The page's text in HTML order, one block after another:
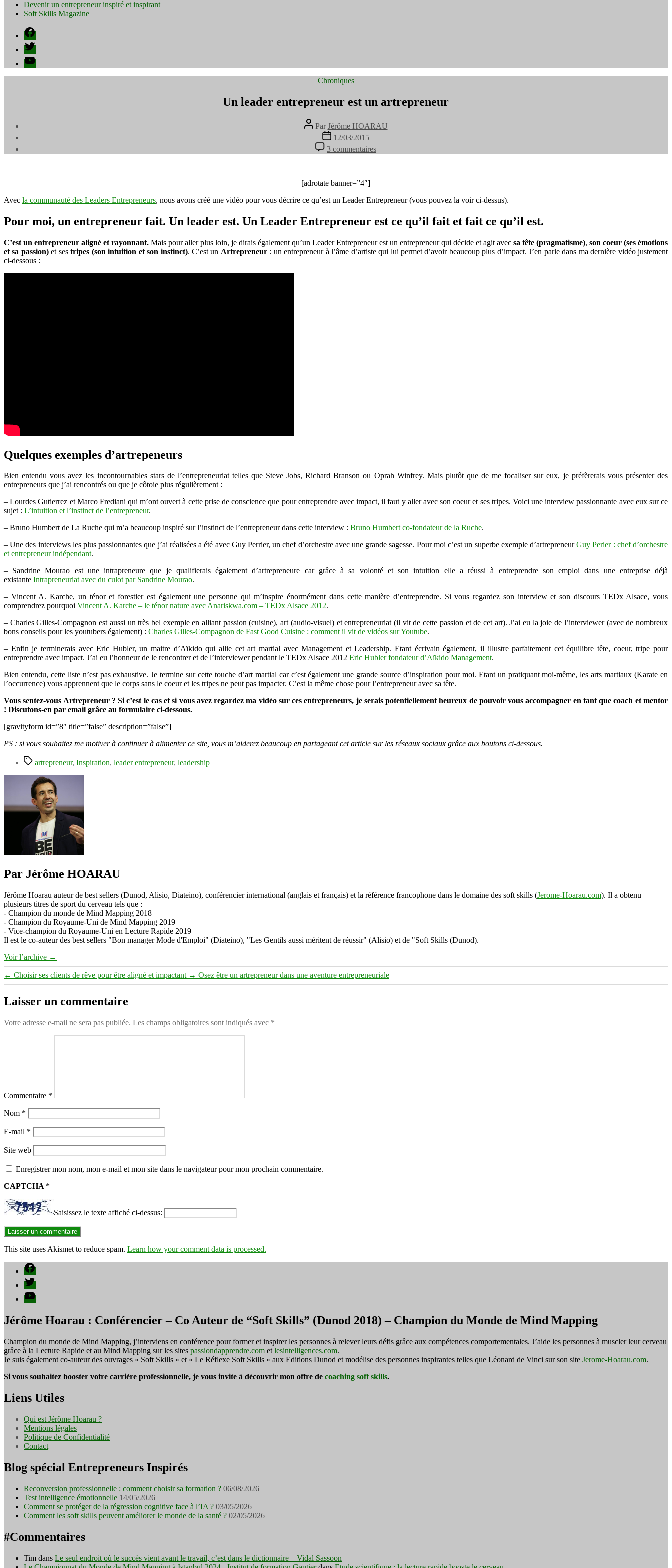
Devenir un entrepreneur inspiré et inspirant
Soft Skills Magazine
Facebook
Twitter
YouTube
Catégories
Chroniques
Un leader entrepreneur est un artrepreneur
Auteur
de
l’article
Par Jérôme HOARAU
Date
de
l’article
12/03/2015
3 commentaires
Un
artrepreneur
[adrotate banner=”4″]
Avec la communauté des Leaders Entrepreneurs, nous avons créé une vidéo pour vous décrire ce qu’est un Leader Entrepreneur (vous pouvez la voir ci-dessus).
Pour moi, un entrepreneur fait. Un leader est. Un Leader Entrepreneur est ce qu’il fait et fait ce qu’il est.
C’est un entrepreneur aligné et rayonnant. Mais pour aller plus loin, je dirais également qu’un Leader Entrepreneur est un entrepreneur qui décide et agit avec sa tête (pragmatisme), son coeur (ses émotions
et sa passion)et sestripes (son intuition et son instinct). C’est un Artrepreneur: un entrepreneur à l’âme d’artiste qui lui permet d’avoir beaucoup plus d’impact. J’en parle dans ma dernière vidéo justement
ci-dessous :
Quelques exemples d’artrepeneurs
Bien entendu vous avez les incontournables stars de l’entrepreneuriat telles que Steve Jobs, Richard Branson ou Oprah Winfrey. Mais plutôt que de me focaliser sur eux, je préfèrerais vous présenter des
entrepreneurs que j’ai rencontrés ou que je côtoie plus régulièrement :
– Lourdes Gutierrez et Marco Frediani qui m’ont ouvert à cette prise de conscience que pour entreprendre avec impact, il faut y aller avec son coeur et ses tripes. Voici une interview passionnante avec eux sur ce
sujet : L’intuition et l’instinct de l’entrepreneur.
– Bruno Humbert de La Ruche qui m’a beaucoup inspiré sur l’instinct de l’entrepreneur dans cette interview : Bruno Humbert co-fondateur de la Ruche.
– Une des interviews les plus passionnantes que j’ai réalisées a été avec Guy Perrier, un chef d’orchestre avec une grande sagesse. Pour moi c’est un superbe exemple d’artrepreneurGuy Perier : chef d’orchestre
et entrepreneur indépendant.
– Sandrine Mourao est une intrapreneure que je qualifierais également d’artrepreneure car grâce à sa volonté et son intuition elle a réussi à entreprendre son emploi dans une entreprise déjà
existante Intrapreneuriat avec du culot par Sandrine Mourao.
– Vincent A. Karche, un ténor et forestier est également une personne qui m’inspire énormément dans cette manière d’entreprendre. Si vous regardez son interview et son discours TEDx Alsace, vous
comprendrez pourquoi Vincent A. Karche – le ténor nature avec Anariskwa.com – TEDx Alsace 2012.
– Charles Gilles-Compagnon est aussi un très bel exemple en alliant passion (cuisine), art (audio-visuel) et entrepreneuriat (il vit de cette passion et de cet art). J’ai eu la joie de l’interviewer (avec de nombreux
bons conseils pour les youtubers également) : Charles Gilles-Compagnon de Fast Good Cuisine : comment il vit de vidéos sur Youtube.
– Enfin je terminerais avec Eric Hubler, un maitre d’Aïkido qui allie cet art martial avec Management et Leadership. Etant écrivain également, il illustre parfaitement cet équilibre tête, coeur, tripe pour
entreprendre avec impact. J’ai eu l’honneur de le rencontrer et de l’interviewer pendant le TEDx Alsace 2012 Eric Hubler fondateur d’Aïkido Management.
Bien entendu, cette liste n’est pas exhaustive. Je termine sur cette touche d’art martial car c’est également une grande source d’inspiration pour moi. Etant un pratiquant moi-même, les arts martiaux (Karate en
l’occurrence) vous apprennent que le corps sans le coeur et les tripes ne peut pas impacter. C’est la même chose pour l’entrepreneur avec sa tête.
Vous sentez-vous Artrepreneur ? Si c’est le cas et si vous avez regardez ma vidéo sur ces entrepreneurs, je serais potentiellement heureux de pouvoir vous accompagner en tant que coach et mentor
! Discutons-en par email grâce au formulaire ci-dessous.
[gravityform id=”8″ title=”false” description=”false”]
PS : si vous souhaitez me motiver à continuer à alimenter ce site, vous m’aiderez beaucoup en partageant cet article sur les réseaux sociaux grâce aux boutons ci-dessous.
Étiquettes
artrepreneur, Inspiration, leader entrepreneur, leadership
Par Jérôme HOARAU
Jérôme Hoarau auteur de best sellers (Dunod, Alisio, Diateino), conférencier international (anglais et français) et la référence francophone dans le domaine des soft skills (Jerome-Hoarau.com). Il a obtenu
plusieurs titres de sport du cerveau tels que :
- Champion du monde de Mind Mapping 2018
- Champion du Royaume-Uni de Mind Mapping 2019
- Vice-champion du Royaume-Uni en Lecture Rapide 2019
Il est le co-auteur des best sellers "Bon manager Mode d'Emploi" (Diateino), "Les Gentils aussi méritent de réussir" (Alisio) et de "Soft Skills (Dunod).
Voir l’archive →
← Choisir ses clients de rêve pour être aligné et impactant → Osez être un artrepreneur dans une aventure entrepreneuriale
Laisser un commentaire
Votre adresse e-mail ne sera pas publiée. Les champs obligatoires sont indiqués avec *
Commentaire *
Nom *
E-mail *
Site web
Enregistrer mon nom, mon e-mail et mon site dans le navigateur pour mon prochain commentaire.
CAPTCHA *
Saisissez le texte affiché ci-dessus:
This site uses Akismet to reduce spam. Learn how your comment data is processed.
Facebook
Twitter
YouTube
Jérôme Hoarau : Conférencier – Co Auteur de “Soft Skills” (Dunod 2018) – Champion du Monde de Mind Mapping
Champion du monde de Mind Mapping, j’interviens en conférence pour former et inspirer les personnes à relever leurs défis grâce aux compétences comportementales. J’aide les personnes à muscler leur cerveau
grâce à la Lecture Rapide et au Mind Mapping sur les sites passiondapprendre.com et lesintelligences.com.
Je suis également co-auteur des ouvrages « Soft Skills » et « Le Réflexe Soft Skills » aux Editions Dunod et modélise des personnes inspirantes telles que Léonard de Vinci sur son site Jerome-Hoarau.com.
Si vous souhaitez booster votre carrière professionnelle, je vous invite à découvrir mon offre de coaching soft skills.
Liens Utiles
Qui est Jérôme Hoarau ?
Mentions légales
Politique de Confidentialité
Contact
Blog spécial Entrepreneurs Inspirés
Reconversion professionnelle : comment choisir sa formation ? 06/08/2026
Test intelligence émotionnelle 14/05/2026
Comment se protéger de la régression cognitive face à l’IA ? 03/05/2026
Comment les soft skills peuvent améliorer le monde de la santé ? 02/05/2026
#Commentaires
Tim dans Le seul endroit où le succès vient avant le travail, c’est dans le dictionnaire – Vidal Sassoon